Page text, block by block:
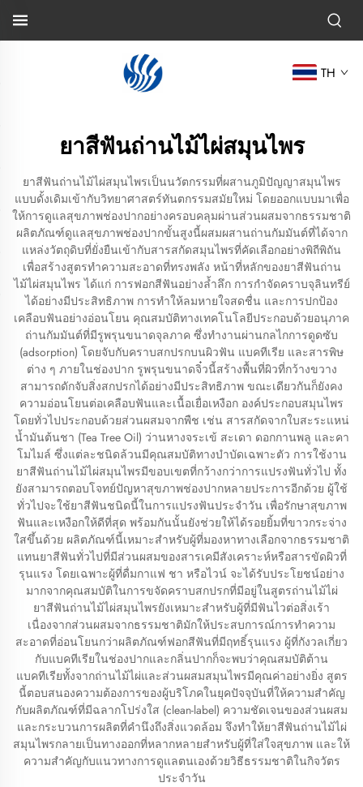
TH
ยาสีฟันถ่านไม้ไผ่สมุนไพร
ยาสีฟันถ่านไม้ไผ่สมุนไพรเป็นนวัตกรรมที่ผสานภูมิปัญญาสมุนไพร
แบบดั้งเดิมเข้ากับวิทยาศาสตร์ทันตกรรมสมัยใหม่ โดยออกแบบมาเพื่อ
ให้การดูแลสุขภาพช่องปากอย่างครอบคลุมผ่านส่วนผสมจากธรรมชาติ
ผลิตภัณฑ์ดูแลสุขภาพช่องปากขั้นสูงนี้ผสมผสานถ่านกัมมันต์ที่ได้จาก
แหล่งวัตถุดิบที่ยั่งยืนเข้ากับสารสกัดสมุนไพรที่คัดเลือกอย่างพิถีพิถัน
เพื่อสร้างสูตรทำความสะอาดที่ทรงพลัง หน้าที่หลักของยาสีฟันถ่าน
ไม้ไผ่สมุนไพร ได้แก่ การฟอกสีฟันอย่างล้ำลึก การกำจัดคราบจุลินทรีย์
ได้อย่างมีประสิทธิภาพ การทำให้ลมหายใจสดชื่น และการปกป้อง
เคลือบฟันอย่างอ่อนโยน คุณสมบัติทางเทคโนโลยีประกอบด้วยอนุภาค
ถ่านกัมมันต์ที่มีรูพรุนขนาดจุลภาค ซึ่งทำงานผ่านกลไกการดูดซับ
(adsorption) โดยจับกับคราบสกปรกบนผิวฟัน แบคทีเรีย และสารพิษ
ต่าง ๆ ภายในช่องปาก รูพรุนขนาดจิ๋วนี้สร้างพื้นที่ผิวที่กว้างขวาง
สามารถดักจับสิ่งสกปรกได้อย่างมีประสิทธิภาพ ขณะเดียวกันก็ยังคง
ความอ่อนโยนต่อเคลือบฟันและเนื้อเยื่อเหงือก องค์ประกอบสมุนไพร
โดยทั่วไปประกอบด้วยส่วนผสมจากพืช เช่น สารสกัดจากใบสะระแหน่
น้ำมันต้นชา (Tea Tree Oil) ว่านหางจระเข้ สะเดา ดอกกานพลู และคา
โมไมล์ ซึ่งแต่ละชนิดล้วนมีคุณสมบัติทางบำบัดเฉพาะตัว การใช้งาน
ยาสีฟันถ่านไม้ไผ่สมุนไพรมีขอบเขตที่กว้างกว่าการแปรงฟันทั่วไป ทั้ง
ยังสามารถตอบโจทย์ปัญหาสุขภาพช่องปากหลายประการอีกด้วย ผู้ใช้
ทั่วไปจะใช้ยาสีฟันชนิดนี้ในการแปรงฟันประจำวัน เพื่อรักษาสุขภาพ
ฟันและเหงือกให้ดีที่สุด พร้อมกันนั้นยังช่วยให้ได้รอยยิ้มที่ขาวกระจ่าง
ใสขึ้นด้วย ผลิตภัณฑ์นี้เหมาะสำหรับผู้ที่มองหาทางเลือกจากธรรมชาติ
แทนยาสีฟันทั่วไปที่มีส่วนผสมของสารเคมีสังเคราะห์หรือสารขัดผิวที่
รุนแรง โดยเฉพาะผู้ที่ดื่มกาแฟ ชา หรือไวน์ จะได้รับประโยชน์อย่าง
มากจากคุณสมบัติในการขจัดคราบสกปรกที่มีอยู่ในสูตรถ่านไม้ไผ่
ยาสีฟันถ่านไม้ไผ่สมุนไพรยังเหมาะสำหรับผู้ที่มีฟันไวต่อสิ่งเร้า
เนื่องจากส่วนผสมจากธรรมชาติมักให้ประสบการณ์การทำความ
สะอาดที่อ่อนโยนกว่าผลิตภัณฑ์ฟอกสีฟันที่มีฤทธิ์รุนแรง ผู้ที่กังวลเกี่ยว
กับแบคทีเรียในช่องปากและกลิ่นปากก็จะพบว่าคุณสมบัติต้าน
แบคทีเรียทั้งจากถ่านไม้ไผ่และส่วนผสมสมุนไพรมีคุณค่าอย่างยิ่ง สูตร
นี้ตอบสนองความต้องการของผู้บริโภคในยุคปัจจุบันที่ให้ความสำคัญ
กับผลิตภัณฑ์ที่มีฉลากโปร่งใส (clean-label) ความชัดเจนของส่วนผสม
และกระบวนการผลิตที่คำนึงถึงสิ่งแวดล้อม จึงทำให้ยาสีฟันถ่านไม้ไผ่
สมุนไพรกลายเป็นทางออกที่หลากหลายสำหรับผู้ที่ใส่ใจสุขภาพ และให้
ความสำคัญกับแนวทางการดูแลตนเองด้วยวิธีธรรมชาติในกิจวัตร
ประจำวัน